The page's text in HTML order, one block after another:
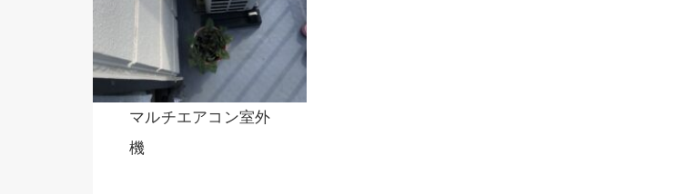
マルチエアコン室外
機